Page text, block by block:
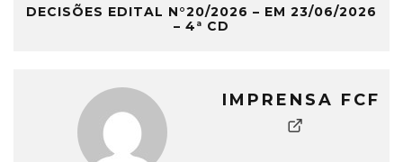
DECISÕES EDITAL N°20/2026 – EM 23/06/2026
– 4ª CD
IMPRENSA FCF